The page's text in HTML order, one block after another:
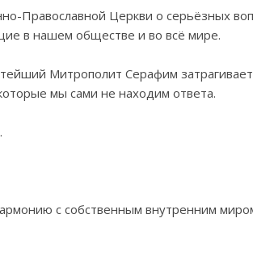
Православной Церкви о серьёзных
в нашем обществе и во всё мире.
Митрополит Серафим
мы сами не находим ответа.
с собственным внутренним